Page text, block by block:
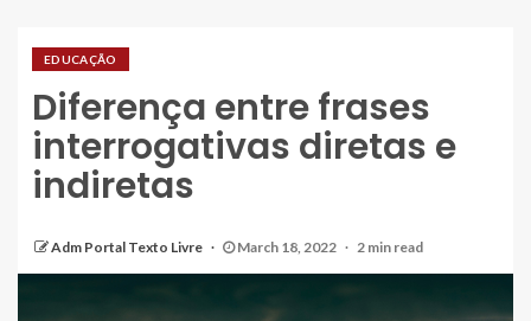
EDUCAÇÃO
Diferença entre frases
interrogativas diretas e
indiretas
Adm Portal Texto Livre March 18, 2022 2 min read